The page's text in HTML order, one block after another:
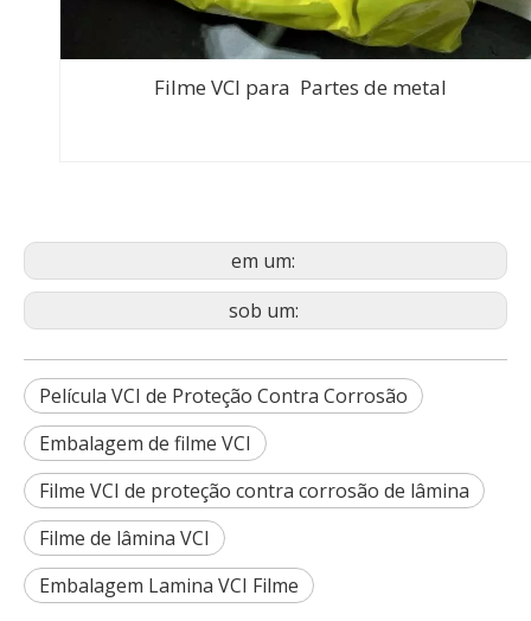
Filme VCI para Partes de metal
em um:
sob um:
Película VCI de Proteção Contra Corrosão
Embalagem de filme VCI
Filme VCI de proteção contra corrosão de lâmina
Filme de lâmina VCI
Embalagem Lamina VCI Filme